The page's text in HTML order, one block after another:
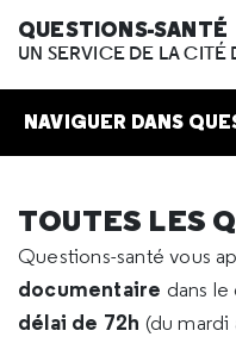
QUESTIONS-SANTÉ
UN SERVICE DE LA CITÉ
NAVIGUER DANS
TOUTES LES
Questions-santé vous
documentaire dans
délai de 72h (du mardi